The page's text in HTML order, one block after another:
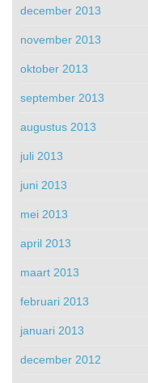
december 2013
november 2013
oktober 2013
september 2013
augustus 2013
juli 2013
juni 2013
mei 2013
april 2013
maart 2013
februari 2013
januari 2013
december 2012